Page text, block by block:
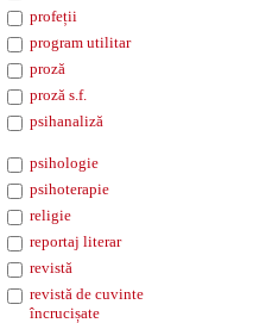
profeții
program utilitar
proză
proză s.f.
psihanaliză
psihologie
psihoterapie
religie
reportaj literar
revistă
revistă de cuvinte
încrucișate